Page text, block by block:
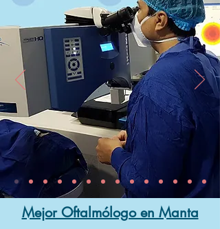
Mejor Oftalmólogo en Manta